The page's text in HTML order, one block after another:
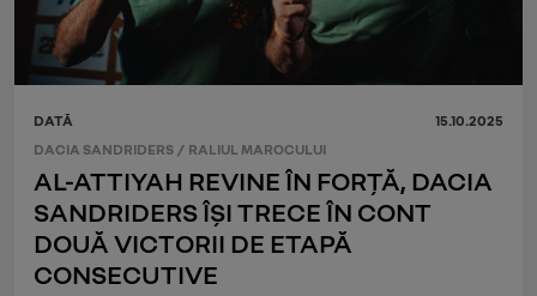
DATĂ
15.10.2025
DACIA SANDRIDERS / RALIUL MAROCULUI
AL-ATTIYAH REVINE ÎN FORȚĂ, DACIA
SANDRIDERS ÎȘI TRECE ÎN CONT
DOUĂ VICTORII DE ETAPĂ
CONSECUTIVE